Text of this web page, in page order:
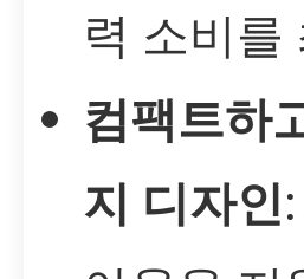
력 소비를
컴팩트하
지 디자인